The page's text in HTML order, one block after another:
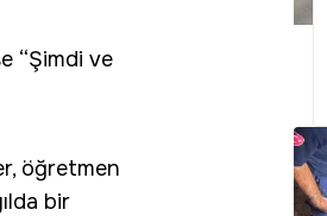
“Şimdi ve
öğretmen
bir